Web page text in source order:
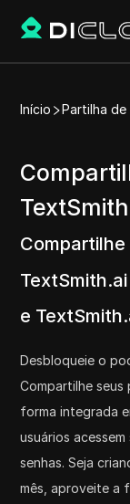
Início Partilha de
e
Desbloqueie o
Compartilhe seus
forma integrada
usuários
senhas. Seja
mês, aproveite a